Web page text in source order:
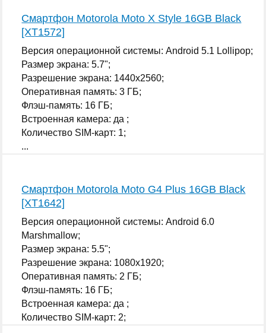
Смартфон Motorola Moto X Style 16GB Black
[XT1572]
Версия операционной системы: Android 5.1 Lollipop;
Размер экрана: 5.7";
Разрешение экрана: 1440x2560;
Оперативная память: 3 ГБ;
Флэш-память: 16 ГБ;
Встроенная камера: да ;
Количество SIM-карт: 1;
...
Смартфон Motorola Moto G4 Plus 16GB Black
[XT1642]
Версия операционной системы: Android 6.0
Marshmallow;
Размер экрана: 5.5";
Разрешение экрана: 1080x1920;
Оперативная память: 2 ГБ;
Флэш-память: 16 ГБ;
Встроенная камера: да ;
Количество SIM-карт: 2;